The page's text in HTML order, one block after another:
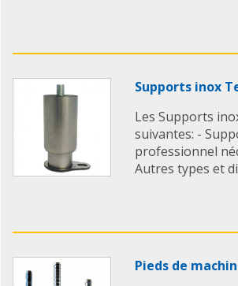
Supports inox
Les Supports
suivantes: -
professionnel
Autres types et
Pieds de